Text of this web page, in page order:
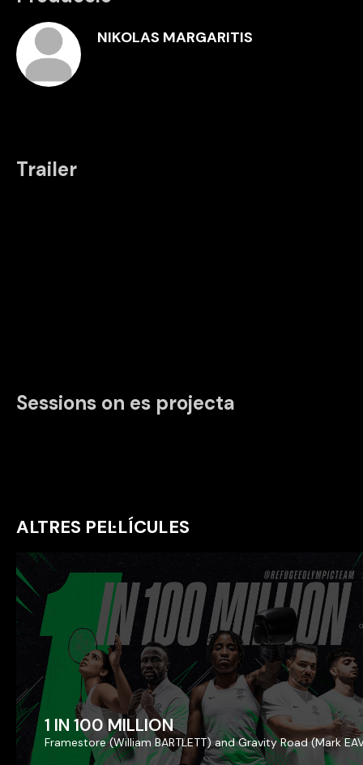
NIKOLAS MARGARITIS
Trailer
Sessions on es projecta
ALTRES PEL·LÍCULES
1 IN 100 MILLION
Framestore (William BARTLETT) and Gravity Road (Mark
1 IN 100 MILLION
Framestore (William BARTLETT) and Gravity Road (Mark